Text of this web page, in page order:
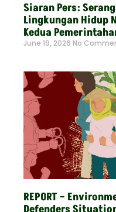
Siaran Pers:
Lingkungan Hidup
Kedua
June 19, 2026 No
REPORT –